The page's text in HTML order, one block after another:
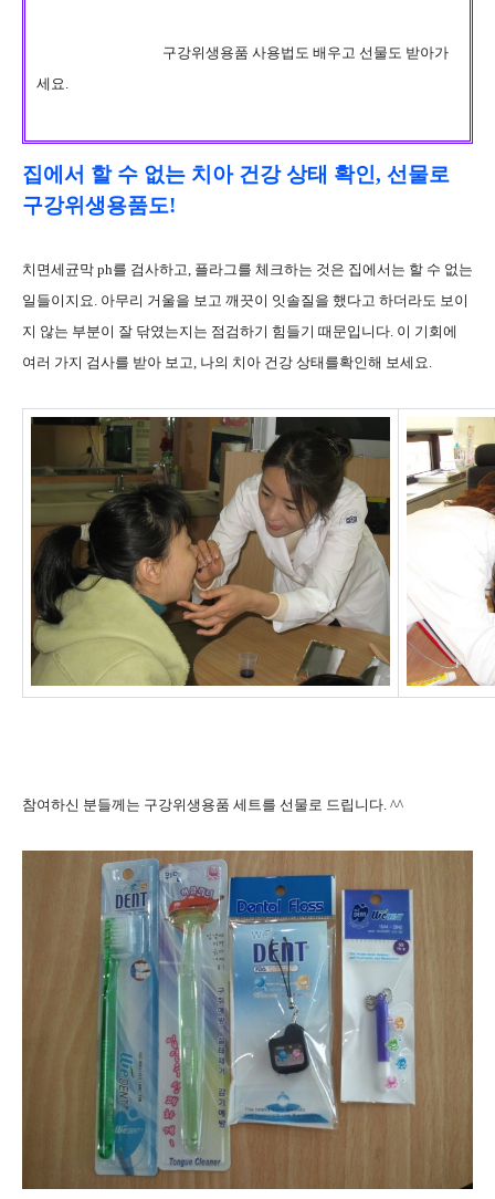
구강위생용품 사용법도 배우고 선물도 받아가
세요.
집에서 할 수 없는 치아 건강 상태 확인, 선물로
구강위생용품도!
치면세균막 ph를 검사하고, 플라그를 체크하는 것은 집에서는 할 수 없는
일들이지요. 아무리 거울을 보고 깨끗이 잇솔질을 했다고 하더라도 보이
지 않는 부분이 잘 닦였는지는 점검하기 힘들기 때문입니다. 이 기회에
여러 가지 검사를 받아 보고, 나의 치아 건강 상태를확인해 보세요.
참여하신 분들께는 구강위생용품 세트를 선물로 드립니다. ^^